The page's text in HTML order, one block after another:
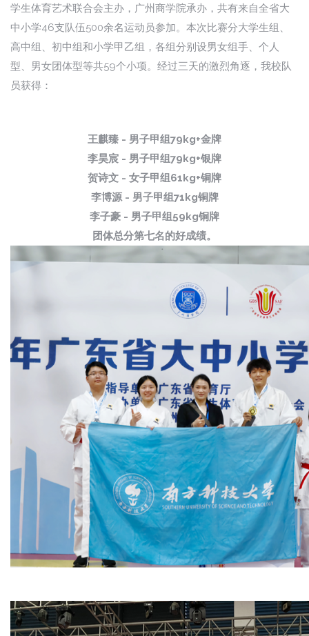
学生体育艺术联合会主办，广州商学院承办，共有来自全省大
中小学46支队伍500余名运动员参加。本次比赛分大学生组、
高中组、初中组和小学甲乙组，各组分别设男女组手、个人
型、男女团体型等共59个小项。经过三天的激烈角逐，我校队
员获得：
王麒臻 - 男子甲组79kg+金牌
李昊宸 - 男子甲组79kg+银牌
贺诗文 - 女子甲组61kg+铜牌
李博源 - 男子甲组71kg铜牌
李子豪 - 男子甲组59kg铜牌
团体总分第七名的好成绩。